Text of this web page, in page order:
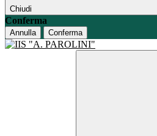
Chiudi
Conferma
Annulla Conferma